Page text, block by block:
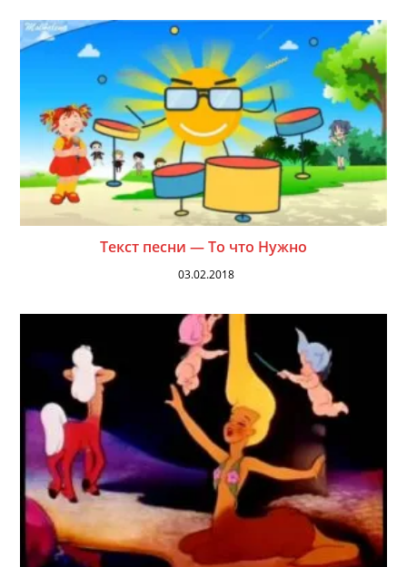
Текст песни — То что Нужно
03.02.2018